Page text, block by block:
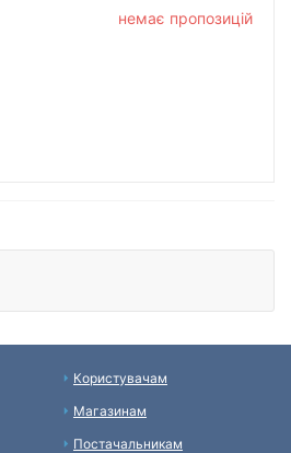
немає пропозицій
Користувачам
Магазинам
Постачальникам